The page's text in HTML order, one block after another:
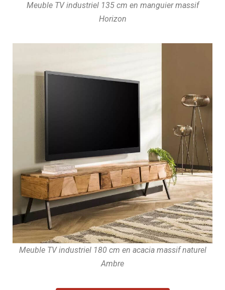
Meuble TV industriel 135 cm en manguier massif
Horizon
Meuble TV industriel 180 cm en acacia massif naturel
Ambre